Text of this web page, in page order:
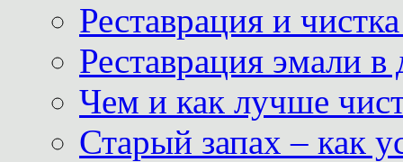
Реставрация и
Реставрация эмали
Чем и как лучше
Старый запах – как